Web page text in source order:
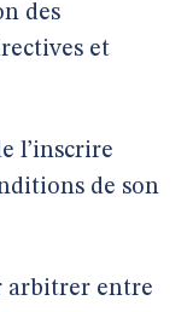
des
et
l’inscrire
de son
arbitrer entre